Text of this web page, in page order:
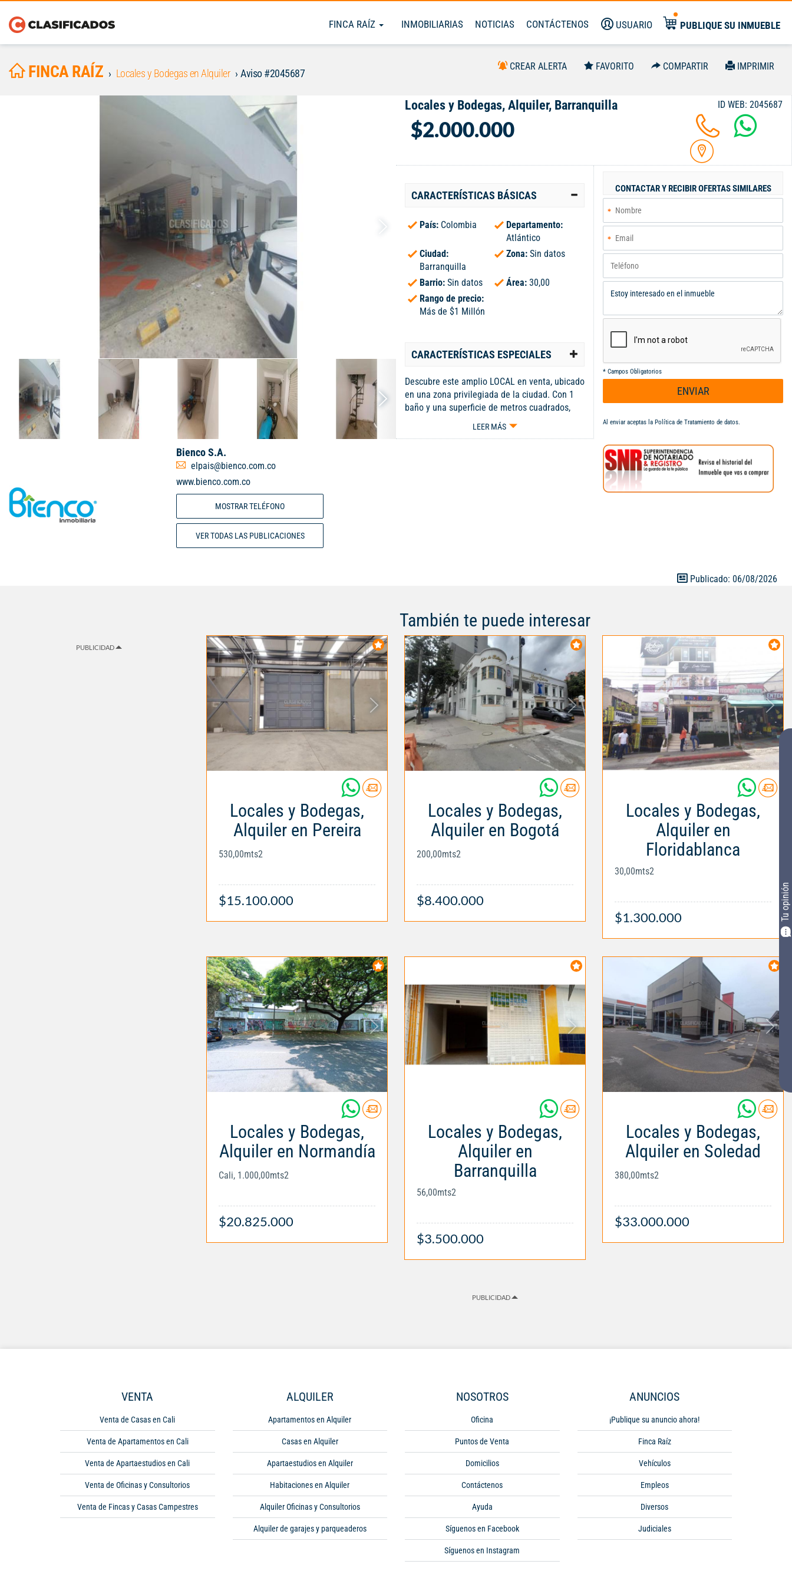
FINCA RAÍZ INMOBILIARIAS NOTICIAS CONTÁCTENOS USUARIO PUBLIQUE SU INMUEBLE
Tu opinión
FINCA RAÍZ Locales y Bodegas en Alquiler Aviso #2045687
CREAR ALERTA FAVORITO COMPARTIR IMPRIMIR
Bienco S.A.
elpais@bienco.com.co
www.bienco.com.co
MOSTRAR TELÉFONO
VER TODAS LAS PUBLICACIONES
Locales y Bodegas, Alquiler, Barranquilla
$2.000.000
ID WEB: 2045687
CARACTERÍSTICAS BÁSICAS
País: Colombia
Departamento:
Atlántico
Ciudad:
Barranquilla
Zona: Sin datos
Barrio: Sin datos Área: 30,00
Rango de precio:
Más de $1 Millón
CARACTERÍSTICAS ESPECIALES
Descubre este amplio LOCAL en venta, ubicado
en una zona privilegiada de la ciudad. Con 1
baño y una superficie de metros cuadrados,
este inmueble ofrece un espacio versátil y
funcional para tu negocio. No pierdas la
LEER MÁS
CONTACTAR Y RECIBIR OFERTAS SIMILARES
* Campos Obligatorios
ENVIAR
Al enviar aceptas la Política de Tratamiento de datos.
Publicado: 06/08/2026
PUBLICIDAD
También te puede interesar
Locales y Bodegas,
Alquiler en Pereira
530,00mts2
$15.100.000
Locales y Bodegas,
Alquiler en Bogotá
200,00mts2
$8.400.000
Locales y Bodegas,
Alquiler en
Floridablanca
30,00mts2
$1.300.000
Locales y Bodegas,
Alquiler en Normandía
Cali, 1.000,00mts2
$20.825.000
Locales y Bodegas,
Alquiler en
Barranquilla
56,00mts2
$3.500.000
Locales y Bodegas,
Alquiler en Soledad
380,00mts2
$33.000.000
PUBLICIDAD
VENTA
Venta de Casas en Cali
Venta de Apartamentos en Cali
Venta de Apartaestudios en Cali
Venta de Oficinas y Consultorios
Venta de Fincas y Casas Campestres
ALQUILER
Apartamentos en Alquiler
Casas en Alquiler
Apartaestudios en Alquiler
Habitaciones en Alquiler
Alquiler Oficinas y Consultorios
Alquiler de garajes y parqueaderos
NOSOTROS
Oficina
Puntos de Venta
Domicilios
Contáctenos
Ayuda
Síguenos en Facebook
Síguenos en Instagram
ANUNCIOS
¡Publique su anuncio ahora!
Finca Raíz
Vehículos
Empleos
Diversos
Judiciales